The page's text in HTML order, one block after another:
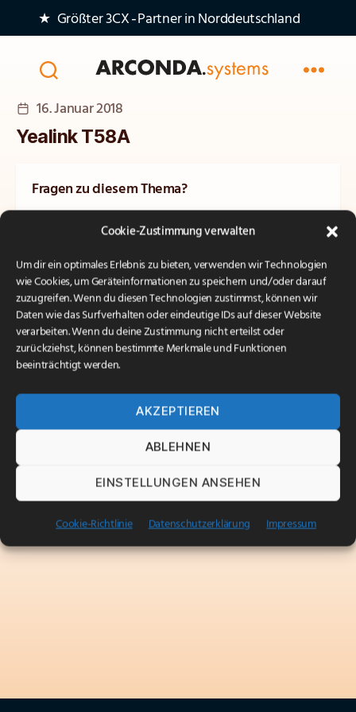
Cookie-Zustimmung verwalten
Um dir ein optimales Erlebnis zu bieten, verwenden wir Technologien
wie Cookies, um Geräteinformationen zu speichern und/oder darauf
zuzugreifen. Wenn du diesen Technologien zustimmst, können wir
Daten wie das Surfverhalten oder eindeutige IDs auf dieser Website
verarbeiten. Wenn du deine Zustimmung nicht erteilst oder
zurückziehst, können bestimmte Merkmale und Funktionen
beeinträchtigt werden.
AKZEPTIEREN
ABLEHNEN
EINSTELLUNGEN ANSEHEN
Cookie-Richtlinie Datenschutzerklärung Impressum
★ Größter 3CX‑Partner in Norddeutschland
Veröffentlichungsdatum
16. Januar 2018
Yealink T58A
Fragen zu diesem Thema?
Unsere Experten beraten Sie gerne persönlich und
unverbindlich.
Kontakt